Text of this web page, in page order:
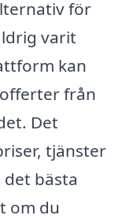
för
varit
kan
från
Det
tjänster
bästa
om du